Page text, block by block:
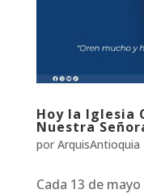
Hoy la Iglesia
Nuestra
por ArquisAntioquia
Cada 13 de